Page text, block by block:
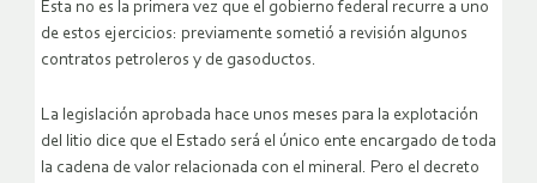
Esta no es la primera vez que el gobierno federal recurre a uno
de estos ejercicios: previamente sometió a revisión algunos
contratos petroleros y de gasoductos.
La legislación aprobada hace unos meses para la explotación
del litio dice que el Estado será el único ente encargado de toda
la cadena de valor relacionada con el mineral. Pero el decreto